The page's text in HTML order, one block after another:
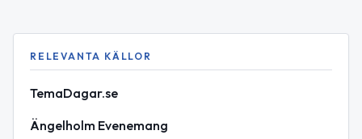
RELEVANTA KÄLLOR
TemaDagar.se
Ängelholm Evenemang